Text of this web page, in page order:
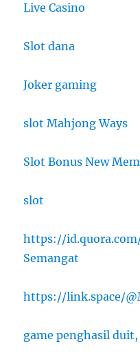
Live Casino
Slot dana
Joker gaming
slot Mahjong Ways
Slot Bonus New
slot
https://
Semangat
https://link.space/
game penghasil duit,